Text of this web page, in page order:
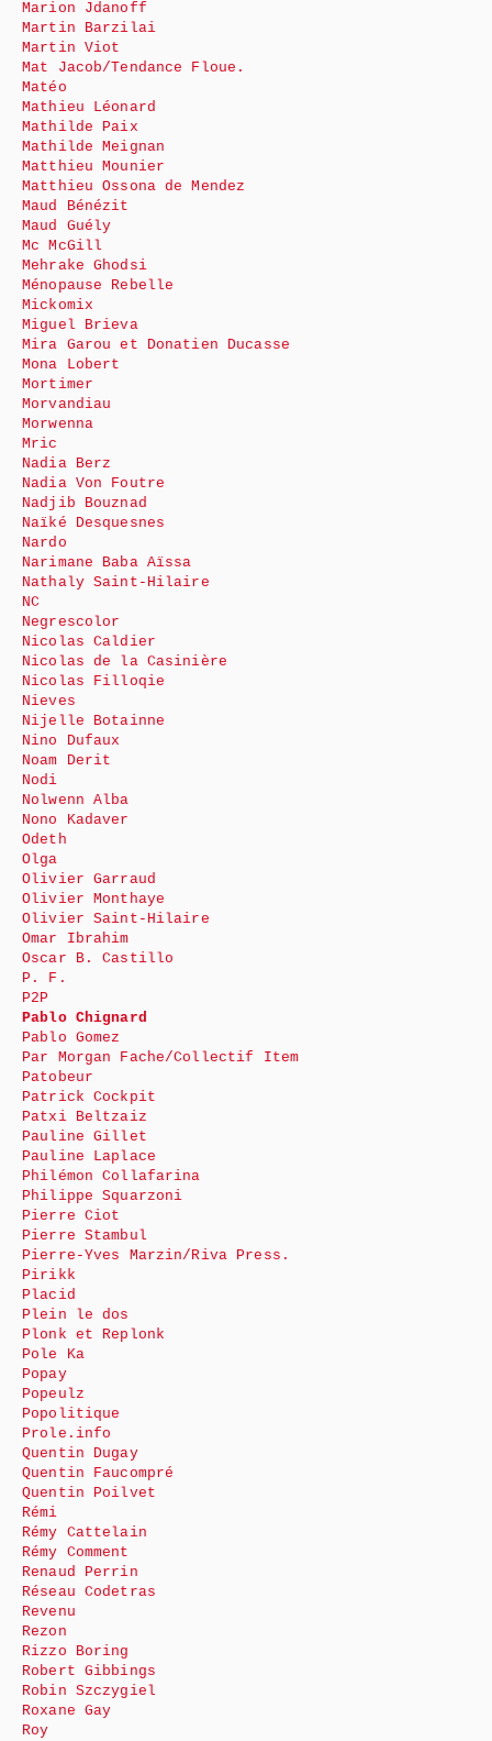
Marion Jdanoff
Martin Barzilai
Martin Viot
Mat Jacob/Tendance Floue.
Matéo
Mathieu Léonard
Mathilde Paix
Mathilde Meignan
Matthieu Mounier
Matthieu Ossona de Mendez
Maud Bénézit
Maud Guély
Mc McGill
Mehrake Ghodsi
Ménopause Rebelle
Mickomix
Miguel Brieva
Mira Garou et Donatien Ducasse
Mona Lobert
Mortimer
Morvandiau
Morwenna
Mric
Nadia Berz
Nadia Von Foutre
Nadjib Bouznad
Naïké Desquesnes
Nardo
Narimane Baba Aïssa
Nathaly Saint-Hilaire
NC
Negrescolor
Nicolas Caldier
Nicolas de la Casinière
Nicolas Filloqie
Nieves
Nijelle Botainne
Nino Dufaux
Noam Derit
Nodi
Nolwenn Alba
Nono Kadaver
Odeth
Olga
Olivier Garraud
Olivier Monthaye
Olivier Saint-Hilaire
Omar Ibrahim
Oscar B. Castillo
P. F.
P2P
Pablo Chignard
Pablo Gomez
Par Morgan Fache/Collectif Item
Patobeur
Patrick Cockpit
Patxi Beltzaiz
Pauline Gillet
Pauline Laplace
Philémon Collafarina
Philippe Squarzoni
Pierre Ciot
Pierre Stambul
Pierre-Yves Marzin/Riva Press.
Pirikk
Placid
Plein le dos
Plonk et Replonk
Pole Ka
Popay
Popeulz
Popolitique
Prole.info
Quentin Dugay
Quentin Faucompré
Quentin Poilvet
Rémi
Rémy Cattelain
Rémy Comment
Renaud Perrin
Réseau Codetras
Revenu
Rezon
Rizzo Boring
Robert Gibbings
Robin Szczygiel
Roxane Gay
Roy